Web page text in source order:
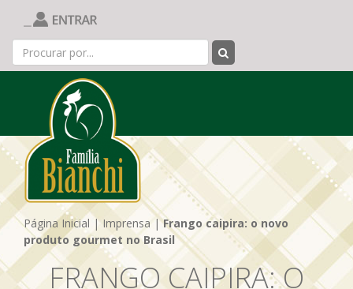
Página Inicial |Imprensa |Frango caipira: o novo
produto gourmet no Brasil
FRANGO CAIPIRA: O